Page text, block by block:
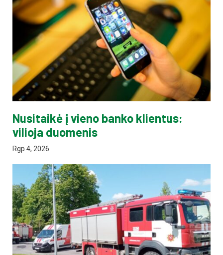
Nusitaikė į vieno banko klientus:
vilioja duomenis
Rgp 4, 2026